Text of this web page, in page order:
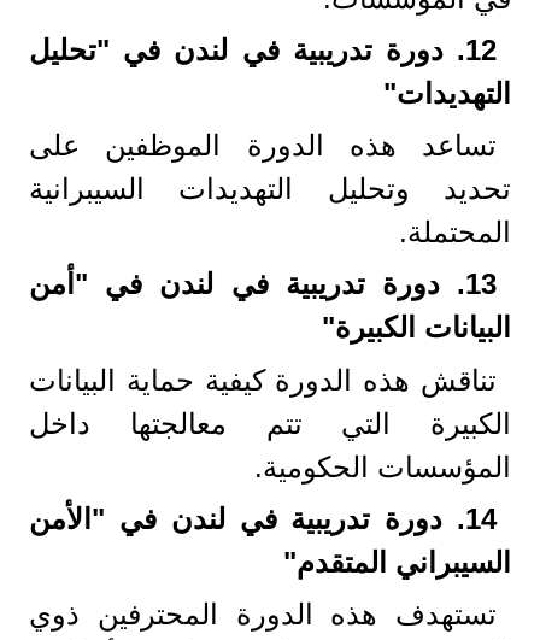
12.
دورة تدريبية في لندن في "تحليل
التهديدات"
تساعد هذه الدورة الموظفين على
تحديد وتحليل التهديدات السيبرانية
المحتملة.
13.
دورة تدريبية في لندن في "أمن
البيانات الكبيرة"
تناقش هذه الدورة كيفية حماية البيانات
الكبيرة التي تتم معالجتها داخل
المؤسسات الحكومية.
14.
دورة تدريبية في لندن في "الأمن
السيبراني المتقدم"
تستهدف هذه الدورة المحترفين ذوي